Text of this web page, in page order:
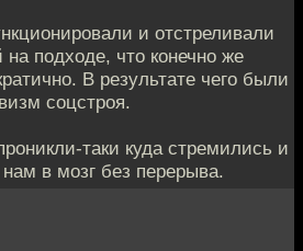
и отстреливали
подходе, что конечно же
В результате чего были
соцстроя.
таки куда стремились и
в мозг без перерыва.